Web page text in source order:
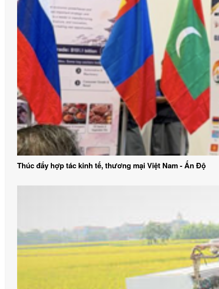
Thúc đẩy hợp tác kinh tế, thương mại Việt Nam - Ấn Độ